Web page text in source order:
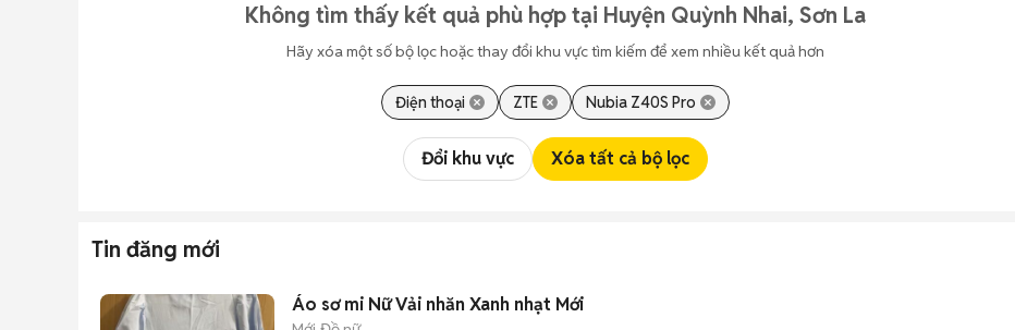
Không tìm thấy kết quả phù hợp tại Huyện Quỳnh Nhai, Sơn La
Hãy xóa một số bộ lọc hoặc thay đổi khu vực tìm kiếm để xem nhiều kết quả hơn
Điện thoại ZTE Nubia Z40S Pro
Đổi khu vực Xóa tất cả bộ lọc
Tin đăng mới
Áo sơ mi Nữ Vải nhăn Xanh nhạt Mới